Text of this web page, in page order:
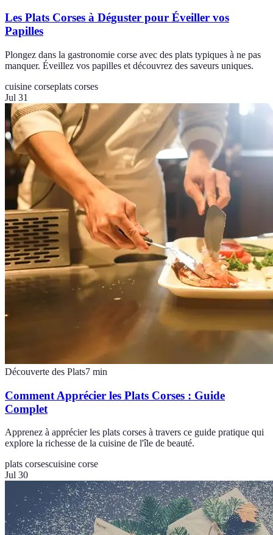
Les Plats Corses à Déguster pour Éveiller vos
Papilles
Plongez dans la gastronomie corse avec des plats typiques à ne pas
manquer. Éveillez vos papilles et découvrez des saveurs uniques.
cuisine corseplats corses
Jul 31
Découverte des Plats7 min
Comment Apprécier les Plats Corses : Guide
Complet
Apprenez à apprécier les plats corses à travers ce guide pratique qui
explore la richesse de la cuisine de l'île de beauté.
plats corsescuisine corse
Jul 30